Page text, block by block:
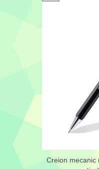
Creion mecanic